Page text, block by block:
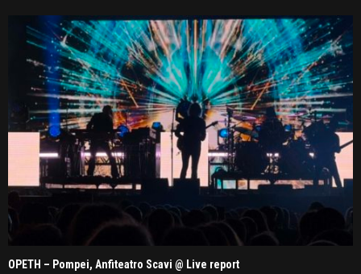
OPETH – Pompei, Anfiteatro Scavi @ Live report